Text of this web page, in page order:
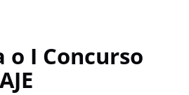
I Concurso